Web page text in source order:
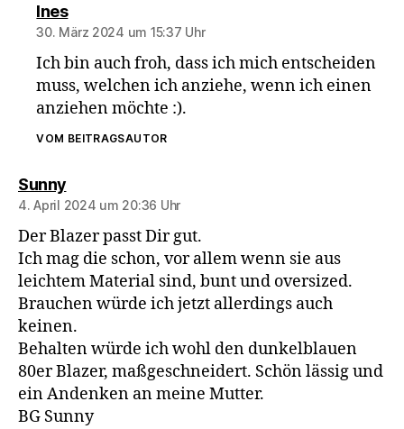
Inessagt:
30. März 2024 um 15:37 Uhr
Ich bin auch froh, dass ich mich entscheiden
muss, welchen ich anziehe, wenn ich einen
anziehen möchte :).
VOM BEITRAGSAUTOR
Sunnysagt:
4. April 2024 um 20:36 Uhr
Der Blazer passt Dir gut.
Ich mag die schon, vor allem wenn sie aus
leichtem Material sind, bunt und oversized.
Brauchen würde ich jetzt allerdings auch
keinen.
Behalten würde ich wohl den dunkelblauen
80er Blazer, maßgeschneidert. Schön lässig und
ein Andenken an meine Mutter.
BG Sunny